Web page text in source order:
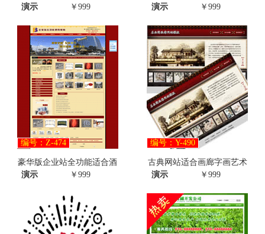
演示
￥999
演示
￥999
编号：Z-474
豪华版企业站全功能适合酒
演示
￥999
编号：Y-490
古典网站适合画廊字画艺术
演示
￥999